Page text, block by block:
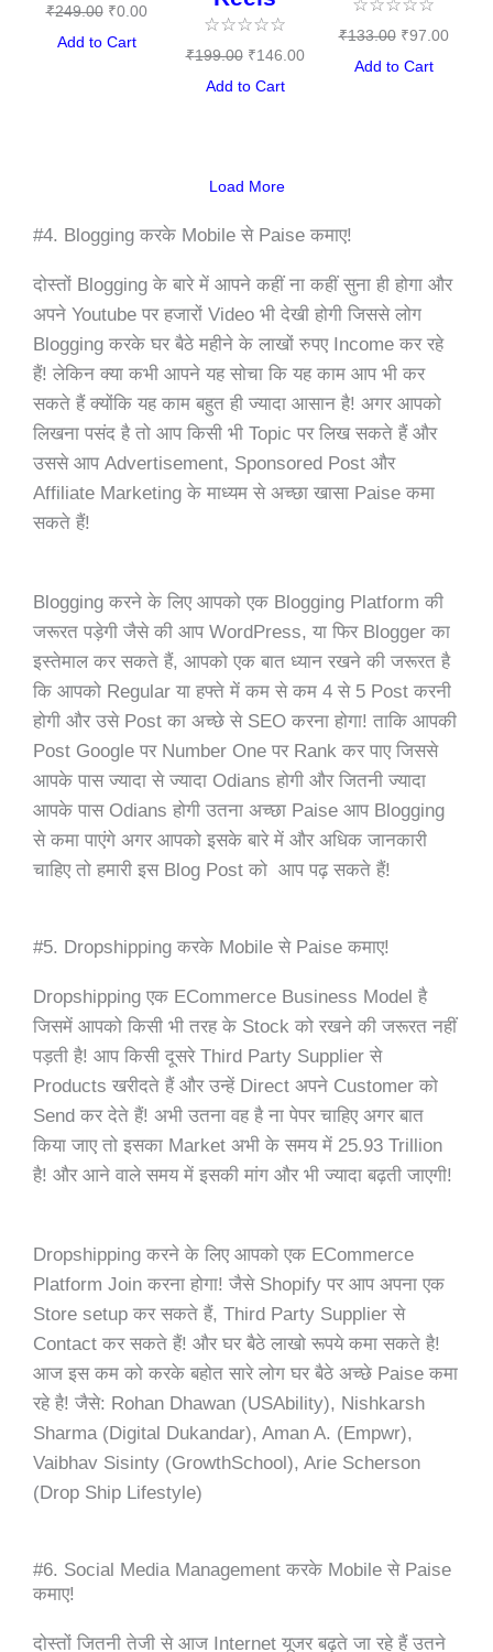
₹249.00 ₹0.00
Add to Cart
☆☆☆☆☆
₹199.00 ₹146.00
Add to Cart
☆☆☆☆☆
₹133.00 ₹97.00
Add to Cart
Load More
#4. Blogging करके Mobile से Paise कमाए!
दोस्तों Blogging के बारे में आपने कहीं ना कहीं सुना ही होगा और
अपने Youtube पर हजारों Video भी देखी होगी जिससे लोग
Blogging करके घर बैठे महीने के लाखों रुपए Income कर रहे
हैं! लेकिन क्या कभी आपने यह सोचा कि यह काम आप भी कर
सकते हैं क्योंकि यह काम बहुत ही ज्यादा आसान है! अगर आपको
लिखना पसंद है तो आप किसी भी Topic पर लिख सकते हैं और
उससे आप Advertisement, Sponsored Post और
Affiliate Marketing के माध्यम से अच्छा खासा Paise कमा
सकते हैं!
Blogging करने के लिए आपको एक Blogging Platform की
जरूरत पड़ेगी जैसे की आप WordPress, या फिर Blogger का
इस्तेमाल कर सकते हैं, आपको एक बात ध्यान रखने की जरूरत है
कि आपको Regular या हफ्ते में कम से कम 4 से 5 Post करनी
होगी और उसे Post का अच्छे से SEO करना होगा! ताकि आपकी
Post Google पर Number One पर Rank कर पाए जिससे
आपके पास ज्यादा से ज्यादा Odians होगी और जितनी ज्यादा
आपके पास Odians होगी उतना अच्छा Paise आप Blogging
से कमा पाएंगे अगर आपको इसके बारे में और अधिक जानकारी
चाहिए तो हमारी इस Blog Post को आप पढ़ सकते हैं!
#5. Dropshipping करके Mobile से Paise कमाए!
Dropshipping एक ECommerce Business Model है
जिसमें आपको किसी भी तरह के Stock को रखने की जरूरत नहीं
पड़ती है! आप किसी दूसरे Third Party Supplier से
Products खरीदते हैं और उन्हें Direct अपने Customer को
Send कर देते हैं! अभी उतना वह है ना पेपर चाहिए अगर बात
किया जाए तो इसका Market अभी के समय में 25.93 Trillion
है! और आने वाले समय में इसकी मांग और भी ज्यादा बढ़ती जाएगी!
Dropshipping करने के लिए आपको एक ECommerce
Platform Join करना होगा! जैसे Shopify पर आप अपना एक
Store setup कर सकते हैं, Third Party Supplier से
Contact कर सकते हैं! और घर बैठे लाखो रूपये कमा सकते है!
आज इस कम को करके बहोत सारे लोग घर बैठे अच्छे Paise कमा
रहे है! जैसे: Rohan Dhawan (USAbility), Nishkarsh
Sharma (Digital Dukandar), Aman A. (Empwr),
Vaibhav Sisinty (GrowthSchool), Arie Scherson
(Drop Ship Lifestyle)
#6. Social Media Management करके Mobile से Paise
कमाए!
दोस्तों जितनी तेजी से आज Internet यूजर बढ़ते जा रहे हैं उतने